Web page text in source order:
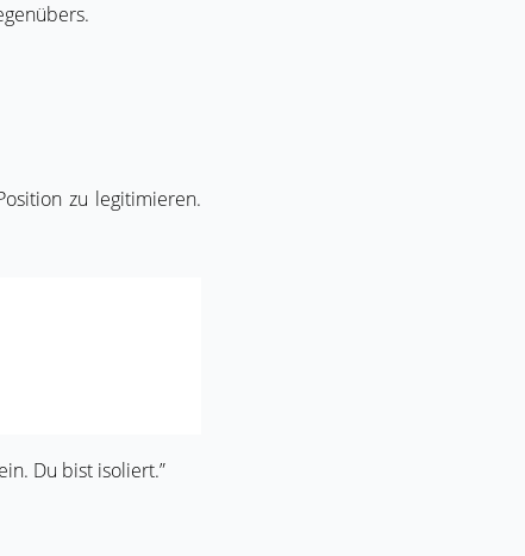
zu legitimieren.
Du bist isoliert.”